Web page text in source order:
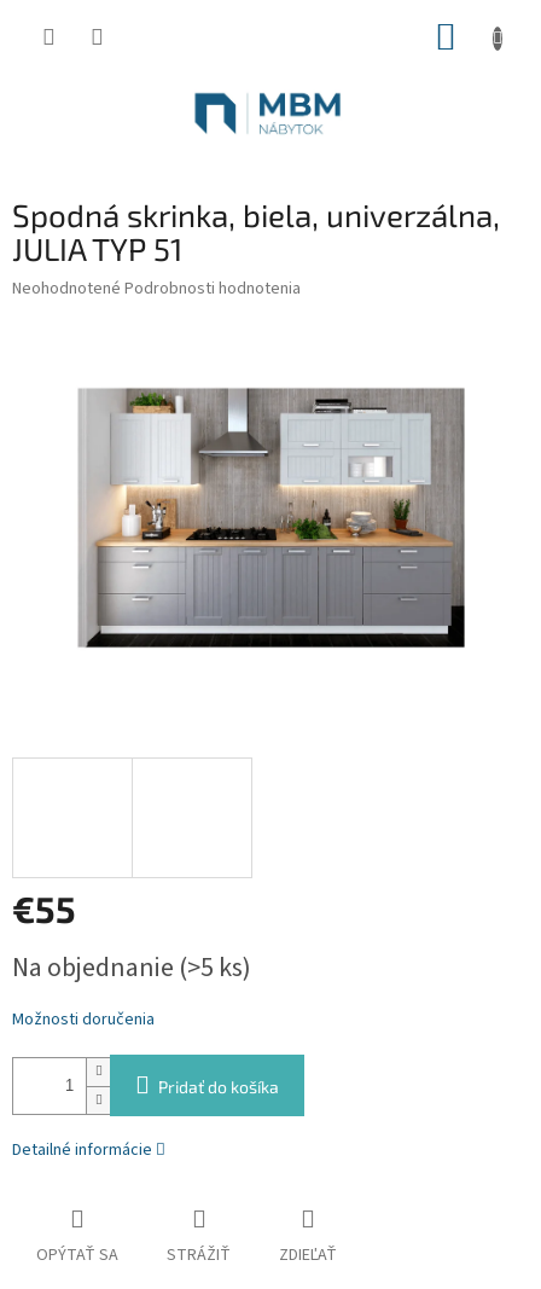
Spodná skrinka, biela, univerzálna,
JULIA TYP 51
Priemerné
Neohodnotené Podrobnosti hodnotenia
€55
cena:
Na objednanie (>5 ks)
Možnosti doručenia
Pridať do košíka
Detailné informácie
OPÝTAŤ SA STRÁŽIŤ ZDIEĽAŤ